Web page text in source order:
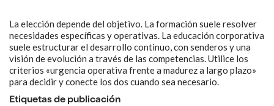
La elección depende del objetivo. La formación suele resolver
necesidades específicas y operativas. La educación corporativa
suele estructurar el desarrollo continuo, con senderos y una
visión de evolución a través de las competencias. Utilice los
criterios «urgencia operativa frente a madurez a largo plazo»
para decidir y conecte los dos cuando sea necesario.
Etiquetas de publicación